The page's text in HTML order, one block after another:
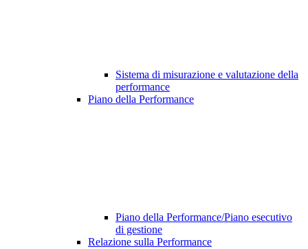
Sistema di misurazione e valutazione della
performance
Piano della Performance
Piano della Performance/Piano esecutivo
di gestione
Relazione sulla Performance